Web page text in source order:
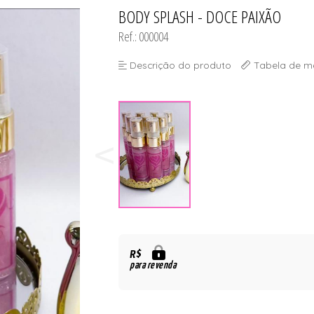
TODOS DE MODA
TODOS DE PAPELARIA
TODOS DE PLUS SIZE
TODOS DE ROBE
TODOS DE SUTIÃ
TODOS DE #PROMOÇÃO -
BODY SPLASH - DOCE PAIXÃO
Ref.: 000004
Descrição do produto Tabela de
R$
para revenda